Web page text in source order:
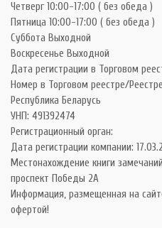
Четверг 10:00-17:00 ( без обеда )
Пятница 10:00-17:00 ( без обеда )
Суббота Выходной
Воскресенье Выходной
Дата регистрации в Торговом
Номер в Торговом реестре/
Республика Беларусь
УНП: 491392474
Регистрационный орган:
Дата регистрации компании:
Местонахождение книги
проспект Победы 2А
Информация, размещенная на
офертой!